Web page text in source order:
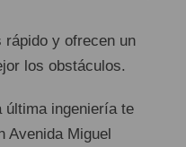
rápido y ofrecen un
los obstáculos.
última ingeniería te
Avenida Miguel